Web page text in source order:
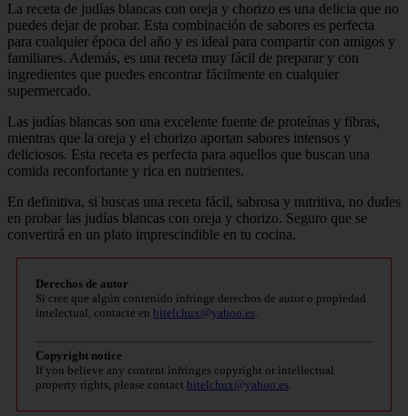
La receta de judías blancas con oreja y chorizo es una delicia que no
puedes dejar de probar. Esta combinación de sabores es perfecta
para cualquier época del año y es ideal para compartir con amigos y
familiares. Además, es una receta muy fácil de preparar y con
ingredientes que puedes encontrar fácilmente en cualquier
supermercado.
Las judías blancas son una excelente fuente de proteínas y fibras,
mientras que la oreja y el chorizo aportan sabores intensos y
deliciosos. Esta receta es perfecta para aquellos que buscan una
comida reconfortante y rica en nutrientes.
En definitiva, si buscas una receta fácil, sabrosa y nutritiva, no dudes
en probar las judías blancas con oreja y chorizo. Seguro que se
convertirá en un plato imprescindible en tu cocina.
Derechos de autor
Si cree que algún contenido infringe derechos de autor o propiedad
intelectual, contacte en bitelchux@yahoo.es.
Copyright notice
If you believe any content infringes copyright or intellectual
property rights, please contact bitelchux@yahoo.es.